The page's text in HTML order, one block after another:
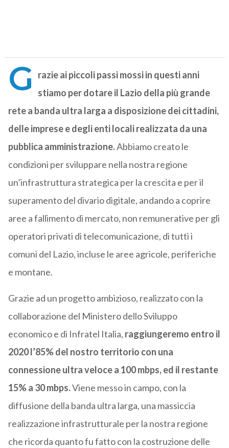
G razie ai piccoli passi mossi in questi anni
stiamo per dotare il Lazio della più grande
rete a banda ultra larga a disposizione dei cittadini,
delle imprese e degli enti locali realizzata da una
pubblica amministrazione.Abbiamo creato le
condizioni per sviluppare nella nostra regione
un’infrastruttura strategica per la crescita e per il
superamento del divario digitale, andando a coprire
aree a fallimento di mercato, non remunerative per gli
operatori privati di telecomunicazione, di tutti i
comuni del Lazio, incluse le aree agricole, periferiche
e montane.
Grazie ad un progetto ambizioso, realizzato con la
collaborazione del Ministero dello Sviluppo
economico e di Infratel Italia, raggiungeremo entro il
2020 l’85% del nostro territorio con una
connessione ultra veloce a 100 mbps, ed il restante
15% a 30 mbps.Viene messo in campo, con la
diffusione della banda ultra larga, una massiccia
realizzazione infrastrutturale per la nostra regione
che ricorda quanto fu fatto con la costruzione delle